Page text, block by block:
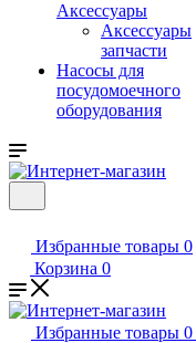
Аксессуары
Аксессуары
запчасти
Насосы для
посудомоечного
оборудования
Избранные товары 0
Корзина 0
Избранные товары 0